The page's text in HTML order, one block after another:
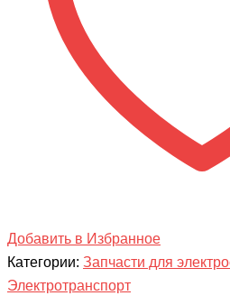
Добавить в Избранное
Категории: Запчасти для
Электротранспорт